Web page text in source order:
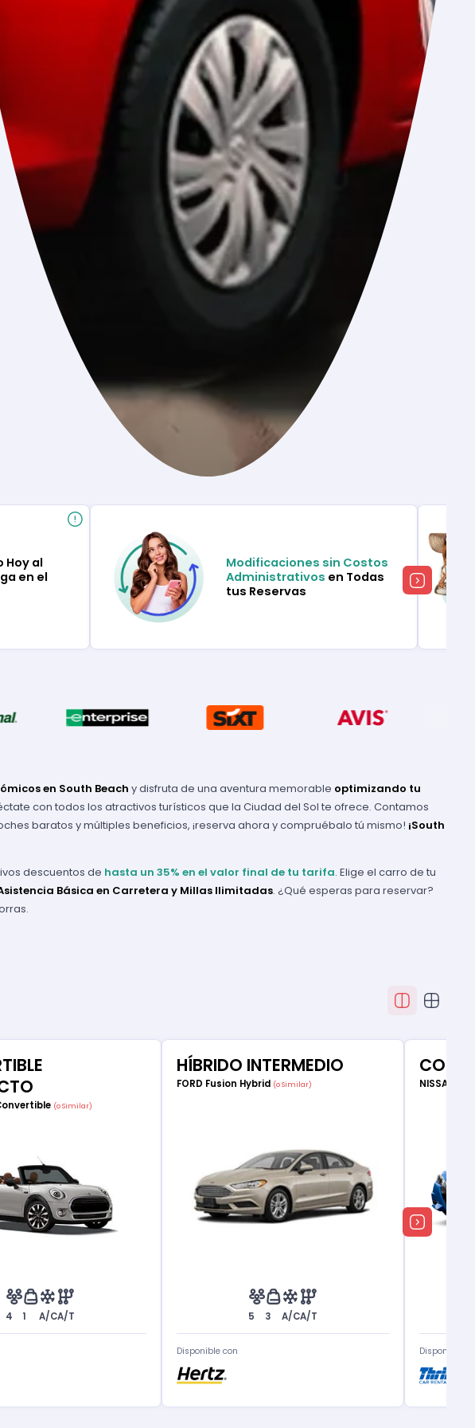
Hoy al
en el
Modificaciones sin Costos
Administrativos en Todas
tus Reservas
en South Beach y disfruta de una aventura memorable optimizando tu
con todos los atractivos turísticos que la Ciudad del Sol te ofrece. Contamos
baratos y múltiples beneficios, ¡reserva ahora y compruébalo tú mismo! ¡South
descuentos de hasta un 35% en el valor final de tu tarifa. Elige el carro de tu
Básica en Carretera y Millas Ilimitadas. ¿Qué esperas para reservar?
(o Similar)
4 1 A/CA/T
HÍBRIDO INTERMEDIO
FORD Fusion Hybrid (o Similar)
5 3 A/CA/T
Disponible con
NISSAN
Disponible